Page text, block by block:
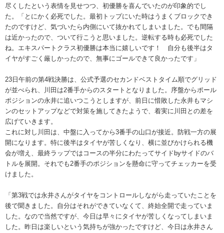
尽くしたという表情を見せつつ、初優勝を喜んでいたのが印象的でし
た。「とにかく必死でした。最初トップにいた時はうまくブロックでき
たのですけど、気づいたら内側にいて抜かれてしまいました。でも間隔
は近かったので、ついて行こうと思いました。逆転する時も必死でした
ね。エキスパートクラス初優勝は本当に嬉しいです！ 自分も後半はタ
イヤがすごく厳しかったので、無事にゴールできて良かったです」
23日午前の第4戦決勝は、公式予選のセカンドベストタイム順でグリッド
が並べられ、川田は2番手からのスタートとなりました。序盤からポール
ポジションの永井に追いつこうとしますが、前日に惜敗した永井もマシ
ンのセットアップなどで対策を施してきたようで、着実に川田との差を
広げていきます。
これに対し川田は、中盤に入ってから3番手の山口が接近。防戦一方の展
開になります。特に後半はタイヤが苦しくなり、横に並びかけられる機
会が増え、最終ラップではコースの半分にわたってサイドbyサイドのバ
トルを展開。それでも2番手のポジションを懸命に守ってチェッカーを受
けました。
「第3戦では永井さんがタイヤをコントロールしながら走っていたことを
後で聞きました。自分はそれができていなくて、終始全開で走っていま
した。なので当然ですが、今日は早々にタイヤが苦しくなってしまいま
した。昨日は楽しいという気持ちが強かったですけど、今日は永井さん